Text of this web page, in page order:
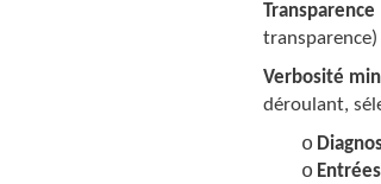
Transparence
Verbosité
déroulant,
o
o